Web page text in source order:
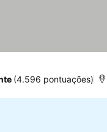
(4.596 pontuações)